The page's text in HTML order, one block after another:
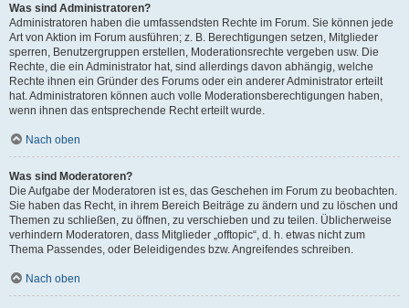
Was sind Administratoren?
Administratoren haben die umfassendsten Rechte im Forum. Sie können jede
Art von Aktion im Forum ausführen; z. B. Berechtigungen setzen, Mitglieder
sperren, Benutzergruppen erstellen, Moderationsrechte vergeben usw. Die
Rechte, die ein Administrator hat, sind allerdings davon abhängig, welche
Rechte ihnen ein Gründer des Forums oder ein anderer Administrator erteilt
hat. Administratoren können auch volle Moderationsberechtigungen haben,
wenn ihnen das entsprechende Recht erteilt wurde.
Nach oben
Was sind Moderatoren?
Die Aufgabe der Moderatoren ist es, das Geschehen im Forum zu beobachten.
Sie haben das Recht, in ihrem Bereich Beiträge zu ändern und zu löschen und
Themen zu schließen, zu öffnen, zu verschieben und zu teilen. Üblicherweise
verhindern Moderatoren, dass Mitglieder „offtopic“, d. h. etwas nicht zum
Thema Passendes, oder Beleidigendes bzw. Angreifendes schreiben.
Nach oben